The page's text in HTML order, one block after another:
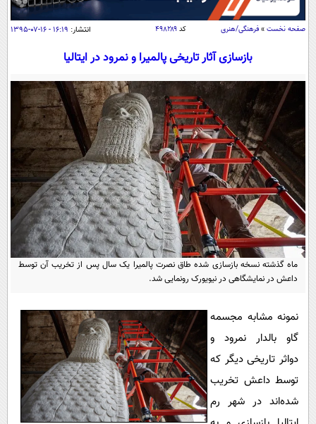
اقتصاد
اقتصادی
جامعه
حوادث
سلامت
یک برش دانایی
محیط زیست
سفر و تفریح
بین الملل
سیاست خارجی
فرهنگ و هنر
علم و دانش
فناوری و It
علمی
اخبار کریپتو
قرآن
گوناگون
سرگرمی
باشگاه مغز
مجله تصویری سلاح
فیلم
اقتصاد
ورزش
فناوری
گوناگون
حوادث
عصر ایران 2
خواندنی ها و دیدنی ها
روانشناسی
آشپزی
دانلود
آموزش زبان
صفحه نخست » فرهنگی/هنری کد۴۹۸۲۸۹ انتشار: ۱۶:۱۹ - ۱۶-۰۷-۱۳۹۵
بازسازی آثار تاریخی پالمیرا و نمرود در ایتالیا
ماه گذشته نسخه بازسازی شده طاق نصرت پالمیرا یک سال پس از تخریب آن توسط
داعش در نمایشگاهی در نیویورک رونمایی شد.
نمونه مشابه مجسمه
گاو بالدار نمرود و
دواثر تاریخی دیگر که
توسط داعش تخریب
شده‌اند در شهر رم